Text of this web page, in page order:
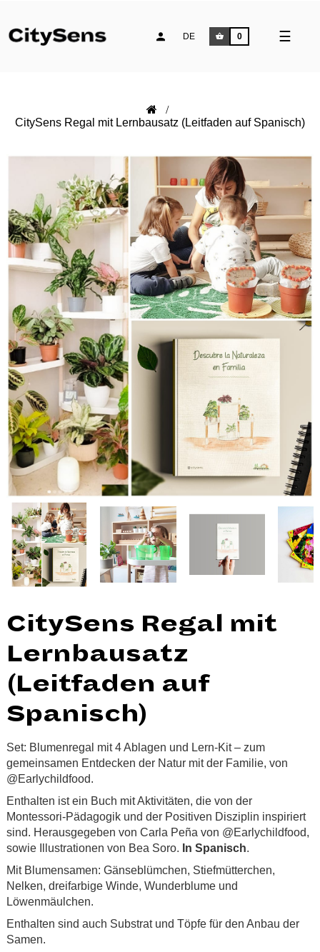
☰
DE 0
CitySens Regal mit Lernbausatz (Leitfaden auf Spanisch)
CitySens Regal mit
Lernbausatz
(Leitfaden auf
Spanisch)
Set: Blumenregal mit 4 Ablagen und Lern-Kit – zum
gemeinsamen Entdecken der Natur mit der Familie, von
@Earlychildfood.
Enthalten ist ein Buch mit Aktivitäten, die von der
Montessori-Pädagogik und der Positiven Disziplin inspiriert
sind. Herausgegeben von Carla Peña von @Earlychildfood,
sowie Illustrationen von Bea Soro. In Spanisch.
Mit Blumensamen: Gänseblümchen, Stiefmütterchen,
Nelken, dreifarbige Winde, Wunderblume und
Löwenmäulchen.
Enthalten sind auch Substrat und Töpfe für den Anbau der
Samen.